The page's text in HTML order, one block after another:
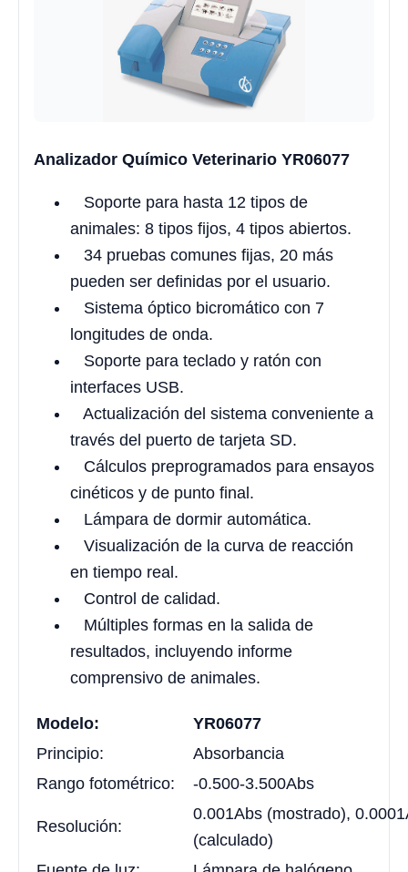
Analizador Químico Veterinario YR06077
Soporte para hasta 12 tipos de
animales: 8 tipos fijos, 4 tipos abiertos.
34 pruebas comunes fijas, 20 más
pueden ser definidas por el usuario.
Sistema óptico bicromático con 7
longitudes de onda.
Soporte para teclado y ratón con
interfaces USB.
Actualización del sistema conveniente a
través del puerto de tarjeta SD.
Cálculos preprogramados para ensayos
cinéticos y de punto final.
Lámpara de dormir automática.
Visualización de la curva de reacción
en tiempo real.
Control de calidad.
Múltiples formas en la salida de
resultados, incluyendo informe
comprensivo de animales.
Modelo:
YR06077
Principio:
Absorbancia
Rango fotométrico:
-0.500-3.500Abs
Resolución:
0.001Abs (mostrado),
(calculado)